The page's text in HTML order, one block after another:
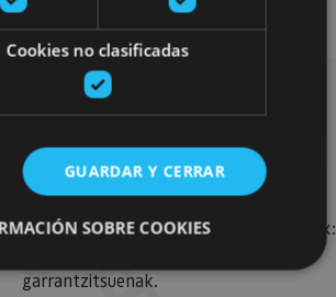
plan gehiago
osatzeko planak eta iradokizunak:
garrantzitsuenak.
Cookies no clasificadas
GUARDAR Y CERRAR
SOBRE COOKIES